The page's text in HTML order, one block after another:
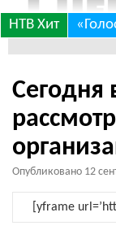
Skip
НТВ Хит
Сегодня
Опубликовано 12
[yframe